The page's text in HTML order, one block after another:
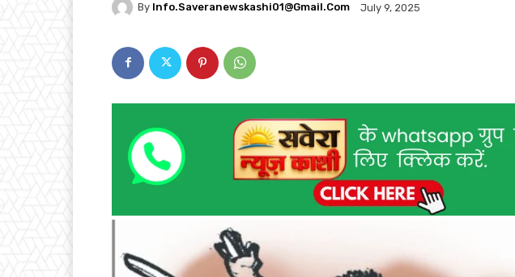
By Info.saveranewskashi01@gmail.com July 9, 2025